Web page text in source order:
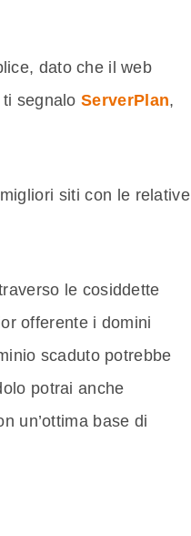
dato che il web
ti segnaloServerPlan,
siti con le relative
le cosiddette
offerente i domini
scaduto potrebbe
potrai anche
un’ottima base di